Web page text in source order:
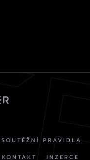
PRAVIDLA
KONTAKT INZERCE